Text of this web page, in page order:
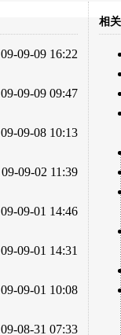
转发至：
09-09-09 16:22
09-09-09 09:47
09-09-08 10:13
09-09-02 11:39
09-09-01 14:46
09-09-01 14:31
09-09-01 10:08
09-08-31 07:33
相